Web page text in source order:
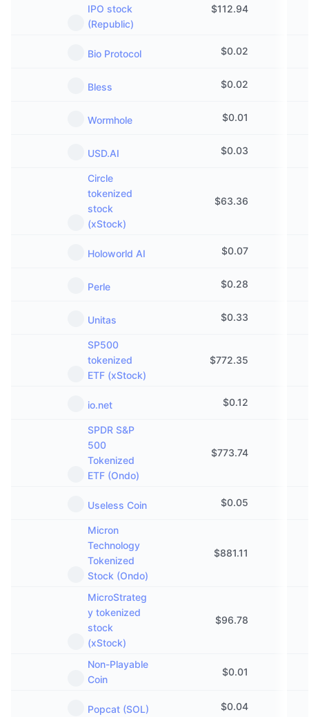
IPO stock
(Republic)
$112.94
Bio Protocol $0.02
Bless $0.02
Wormhole $0.01
USD.AI $0.03
Circle
tokenized
stock
(xStock)
$63.36
Holoworld AI $0.07
Perle $0.28
Unitas $0.33
SP500
tokenized
ETF (xStock)
$772.35
io.net $0.12
SPDR S&P
500
Tokenized
ETF (Ondo)
$773.74
Useless Coin $0.05
Micron
Technology
Tokenized
Stock (Ondo)
$881.11
MicroStrateg
y tokenized
stock
(xStock)
$96.78
Non-Playable
Coin
$0.01
Popcat (SOL) $0.04